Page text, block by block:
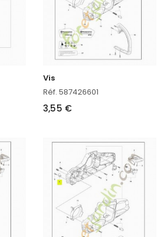
Vis
Réf. 587426601
3,55 €